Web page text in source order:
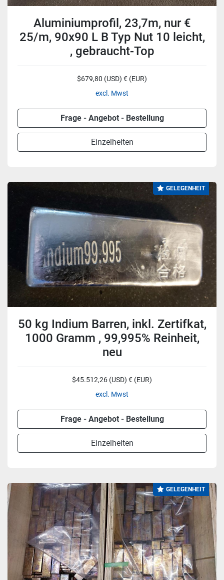
Aluminiumprofil, 23,7m, nur €
25/m, 90x90 L B Typ Nut 10 leicht,
, gebraucht-Top
$679,80 (USD) € (EUR)
excl. Mwst
Frage - Angebot - Bestellung
Einzelheiten
GELEGENHEIT
50 kg Indium Barren, inkl. Zertifkat,
1000 Gramm , 99,995% Reinheit,
neu
$45.512,26 (USD) € (EUR)
excl. Mwst
Frage - Angebot - Bestellung
Einzelheiten
GELEGENHEIT